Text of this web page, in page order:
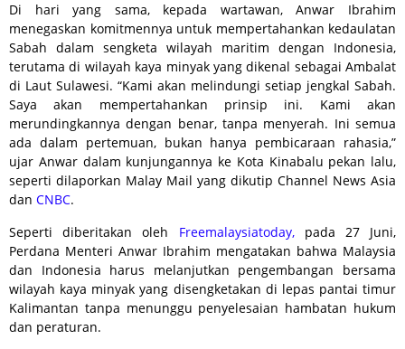
Di hari yang sama, kepada wartawan, Anwar Ibrahim
menegaskan komitmennya untuk mempertahankan kedaulatan
Sabah dalam sengketa wilayah maritim dengan Indonesia,
terutama di wilayah kaya minyak yang dikenal sebagai Ambalat
di Laut Sulawesi. “Kami akan melindungi setiap jengkal Sabah.
Saya akan mempertahankan prinsip ini. Kami akan
merundingkannya dengan benar, tanpa menyerah. Ini semua
ada dalam pertemuan, bukan hanya pembicaraan rahasia,”
ujar Anwar dalam kunjungannya ke Kota Kinabalu pekan lalu,
seperti dilaporkan Malay Mail yang dikutip Channel News Asia
dan CNBC.
Seperti diberitakan oleh Freemalaysiatoday,pada 27 Juni,
Perdana Menteri Anwar Ibrahim mengatakan bahwa Malaysia
dan Indonesia harus melanjutkan pengembangan bersama
wilayah kaya minyak yang disengketakan di lepas pantai timur
Kalimantan tanpa menunggu penyelesaian hambatan hukum
dan peraturan.